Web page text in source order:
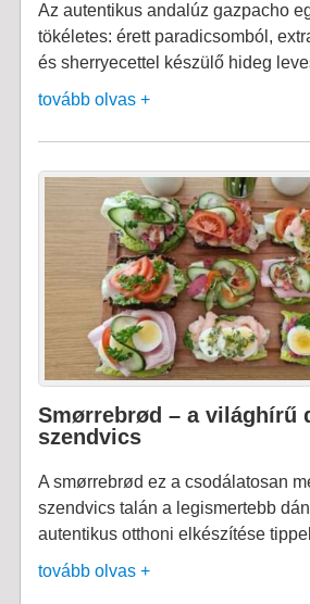
Az autentikus andalúz gazpacho
tökéletes: érett paradicsomból,
és sherryecettel készülő hideg
tovább olvas +
Smørrebrød – a világhírű
szendvics
A smørrebrød ez a csodálatosan
szendvics talán a legismertebb
autentikus otthoni elkészítése
tovább olvas +